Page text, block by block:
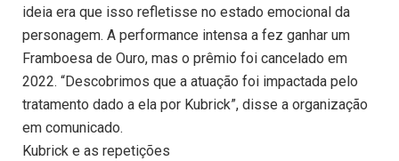
ideia era que isso refletisse no estado emocional da
personagem. A performance intensa a fez ganhar um
Framboesa de Ouro, mas o prêmio foi cancelado em
2022. “Descobrimos que a atuação foi impactada pelo
tratamento dado a ela por Kubrick”, disse a organização
em comunicado.
Kubrick e as repetições